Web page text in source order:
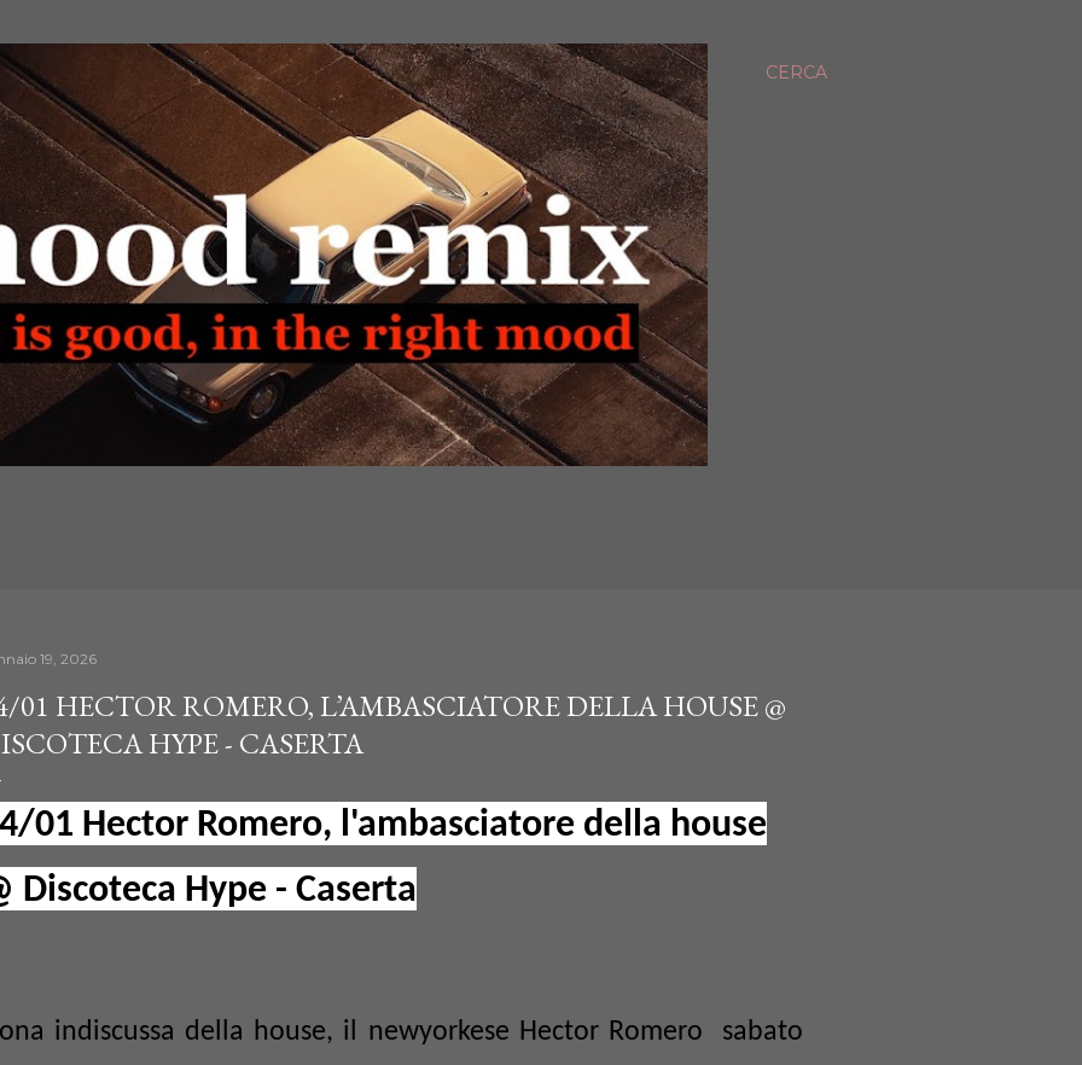
CERCA
19, 2026
01 HECTOR ROMERO, L’AMBASCIATORE DELLA HOUSE @
HYPE - CASERTA
01 Hector Romero, l'ambasciatore della house
Discoteca Hype - Caserta
indiscussa della house, il newyorkese Hector Romero sabato